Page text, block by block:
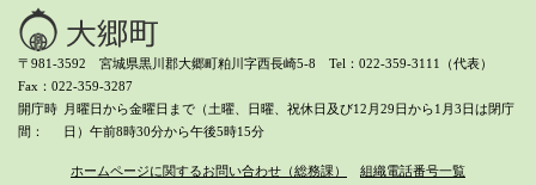
〒981-3592 宮城県黒川郡大郷町粕川字西長崎5-8 Tel：022-359-3111（代表）
Fax：022-359-3287
開庁時
間
月曜日から金曜日まで（土曜、日曜、祝休日及び12月29日から1月3日は閉庁
日） 午前8時30分から午後5時15分
ホームページに関するお問い合わせ（総務課） 組織電話番号一覧